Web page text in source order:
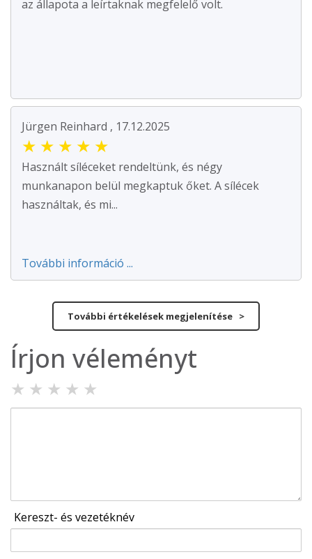
az állapota a leírtaknak megfelelő volt.
Jürgen Reinhard , 17.12.2025
★ ★ ★ ★ ★
Használt síléceket rendeltünk, és négy
munkanapon belül megkaptuk őket. A sílécek
használtak, és mi...
További információ ...
További értékelések megjelenítése >
Írjon véleményt
★ ★ ★ ★ ★
Kereszt- és vezetéknév